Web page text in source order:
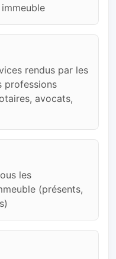
rendus par les
professions
avocats,
les
(présents,